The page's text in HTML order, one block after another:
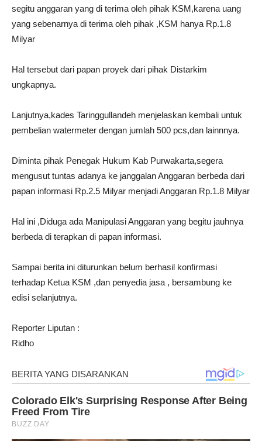
segitu anggaran yang di terima oleh pihak KSM,karena uang
yang sebenarnya di terima oleh pihak ,KSM hanya Rp.1.8
Milyar
Hal tersebut dari papan proyek dari pihak Distarkim
ungkapnya.
Lanjutnya,kades Taringgullandeh menjelaskan kembali untuk
pembelian watermeter dengan jumlah 500 pcs,dan lainnnya.
Diminta pihak Penegak Hukum Kab Purwakarta,segera
mengusut tuntas adanya ke janggalan Anggaran berbeda dari
papan informasi Rp.2.5 Milyar menjadi Anggaran Rp.1.8 Milyar
Hal ini ,Diduga ada Manipulasi Anggaran yang begitu jauhnya
berbeda di terapkan di papan informasi.
Sampai berita ini diturunkan belum berhasil konfirmasi
terhadap Ketua KSM ,dan penyedia jasa , bersambung ke
edisi selanjutnya.
Reporter Liputan :
Ridho